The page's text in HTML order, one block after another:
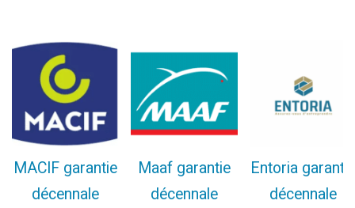
MACIF garantie
décennale
Maaf garantie
décennale
Entoria garantie
décennale